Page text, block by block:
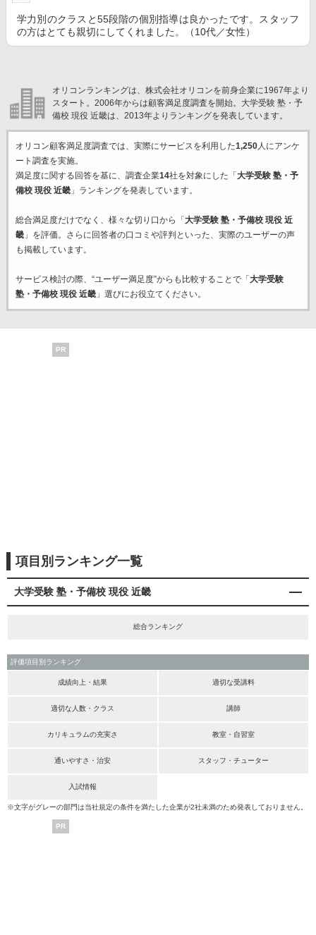
学力別のクラスと55段階の個別指導は良かったです。スタッフ
の方はとても親切にしてくれました。（10代／女性）
オリコンランキングは、株式会社オリコンを前身企業に1967年より
スタート。2006年からは顧客満足度調査を開始。大学受験 塾・予
備校 現役 近畿は、2013年よりランキングを発表しています。
オリコン顧客満足度調査では、実際にサービスを利用した1,250人にアンケ
ート調査を実施。
満足度に関する回答を基に、調査企業14社を対象にした「 大学受験 塾・予
備校 現役 近畿」ランキングを発表しています。
総合満足度だけでなく、様々な切り口から「 大学受験 塾・予備校 現役 近
畿」を評価。さらに回答者の口コミや評判といった、実際のユーザーの声
も掲載しています。
サービス検討の際、“ユーザー満足度”からも比較することで「 大学受験
塾・予備校 現役 近畿」選びにお役立てください。
PR
項目別ランキング一覧
大学受験 塾・予備校 現役 近畿
総合ランキング
評価項目別ランキング
成績向上・結果 適切な受講料
適切な人数・クラス 講師
カリキュラムの充実さ 教室・自習室
通いやすさ・治安 スタッフ・チューター
入試情報
※文字がグレーの部門は当社規定の条件を満たした企業が2社未満のため発表しておりません。
PR